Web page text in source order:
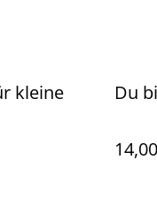
kleine
Du